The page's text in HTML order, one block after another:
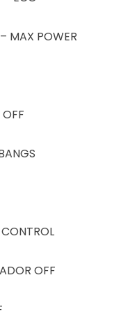
MAX POWER
OFF